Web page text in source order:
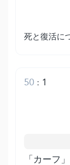
死と復活に
1
:
50
「カーフ